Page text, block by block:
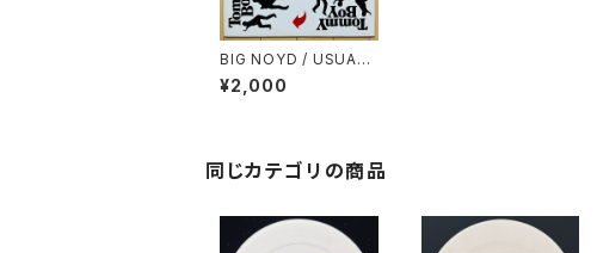
BIG NOYD / USUAL
SUSPECT(REMIX)
¥2,000
同じカテゴリの商品